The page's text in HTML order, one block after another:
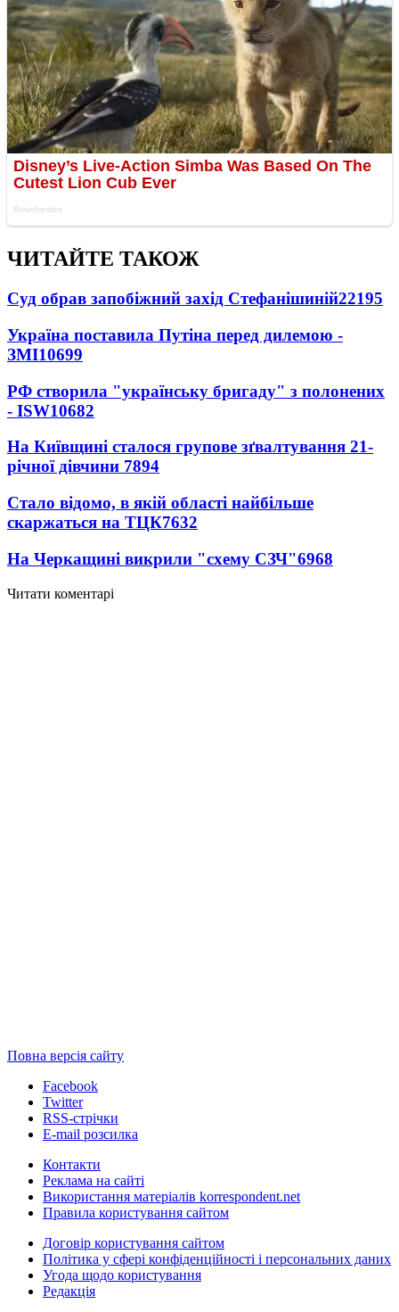
ЧИТАЙТЕ ТАКОЖ
Суд обрав запобіжний захід Стефанішиній22195
Україна поставила Путіна перед дилемою -
ЗМІ10699
РФ створила "українську бригаду" з полонених
- ISW10682
На Київщині сталося групове зґвалтування 21-
річної дівчини 7894
Стало відомо, в якій області найбільше
скаржаться на ТЦК7632
На Черкащині викрили "схему СЗЧ"6968
Читати коментарі
Повна версія сайту
Facebook
Twitter
RSS-стрічки
E-mail розсилка
Контакти
Реклама на сайті
Використання матеріалів korrespondent.net
Правила користування сайтом
Договір користування сайтом
Політика у сфері конфіденційності і персональних даних
Угода щодо користування
Редакція